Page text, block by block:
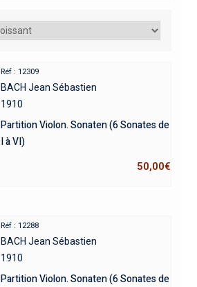
Réf : 12309
BACH Jean Sébastien
1910
Partition Violon. Sonaten (6 Sonates de
I à VI)
50,00€
Réf : 12288
BACH Jean Sébastien
1910
Partition Violon. Sonaten (6 Sonates de